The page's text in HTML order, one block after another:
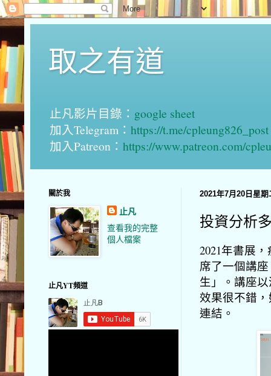
取之有道
止凡影片目錄： google sheet
加入Telegram： https://t.me/cpleung826_post
加入Patreon： https://www.patreon.com/
2021年7月20日星期
投資分析
2021年書展
席了一個講
生」。講座
效果很不錯
連結。
關於我
止凡
查看我的完整
個人檔案
止凡YT頻道